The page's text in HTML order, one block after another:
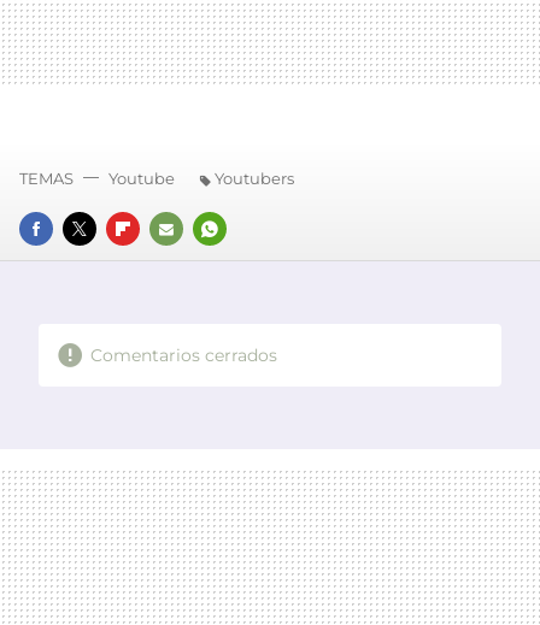
FACEBOOK
TWITTERFLIPBOARD
E-
WHATSAPP
TEMAS Youtube Youtubers
Comentarios cerrados